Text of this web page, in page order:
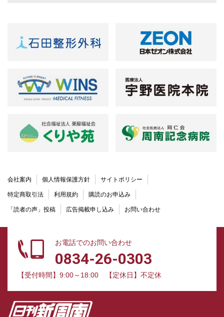
会社案内 個人情報保護方針 サイトポリシー
特定商取引法 利用規約 購読のお申込み
「読者の声」投稿 広告掲載申し込み お問い合わせ
お電話でのお問い合わせ
0834-26-0303
【受付時間】9:00～18:00 【定休日】不定休